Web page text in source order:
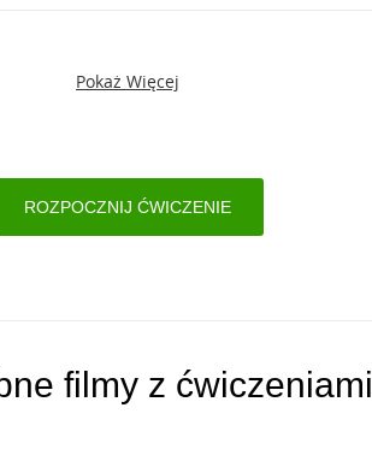
Pokaż Więcej
ROZPOCZNIJ ĆWICZENIE
filmy z ćwiczeniami